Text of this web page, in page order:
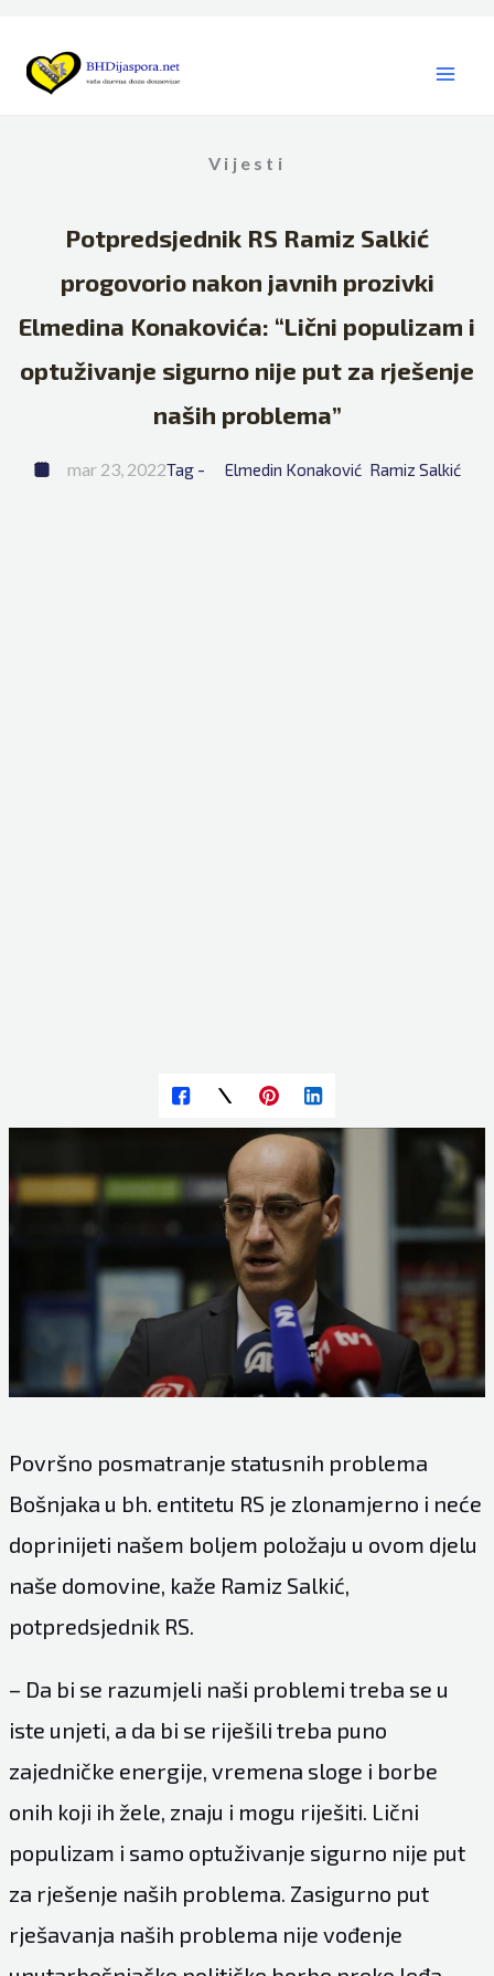
content
Vijesti
Potpredsjednik RS Ramiz Salkić
progovorio nakon javnih prozivki
Elmedina Konakovića: “Lični populizam i
optuživanje sigurno nije put za rješenje
naših problema”
mar 23, 2022Tag - Elmedin Konaković Ramiz Salkić
Površno posmatranje statusnih problema
Bošnjaka u bh. entitetu RS je zlonamjerno i neće
doprinijeti našem boljem položaju u ovom djelu
naše domovine, kaže Ramiz Salkić,
potpredsjednik RS.
– Da bi se razumjeli naši problemi treba se u
iste unjeti, a da bi se riješili treba puno
zajedničke energije, vremena sloge i borbe
onih koji ih žele, znaju i mogu riješiti. Lični
populizam i samo optuživanje sigurno nije put
za rješenje naših problema. Zasigurno put
rješavanja naših problema nije vođenje